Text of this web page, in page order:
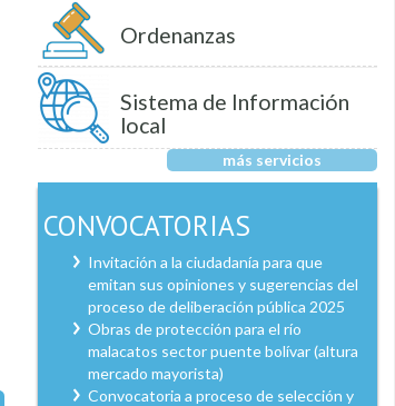
Ordenanzas
Sistema de Información
local
más servicios
CONVOCATORIAS
Invitación a la ciudadanía para que
emitan sus opiniones y sugerencias del
proceso de deliberación pública 2025
Obras de protección para el río
malacatos sector puente bolívar (altura
mercado mayorista)
Convocatoria a proceso de selección y